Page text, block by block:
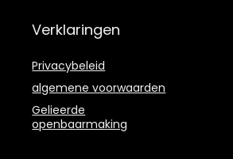
Verklaringen
Privacybeleid
algemene voorwaarden
Gelieerde
openbaarmaking